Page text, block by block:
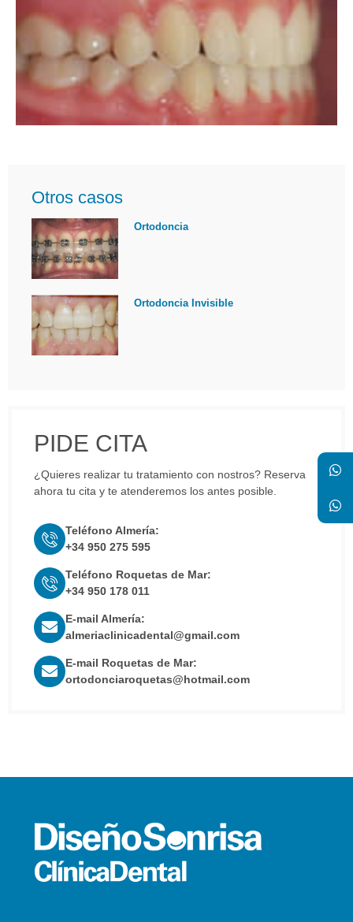
Otros casos
Ortodoncia
Ortodoncia Invisible
PIDE CITA
¿Quieres realizar tu tratamiento con nostros? Reserva
ahora tu cita y te atenderemos los antes posible.
Teléfono Almería:
+34 950 275 595
Teléfono Roquetas de Mar:
+34 950 178 011
E-mail Almería:
almeriaclinicadental@gmail.com
E-mail Roquetas de Mar:
ortodonciaroquetas@hotmail.com